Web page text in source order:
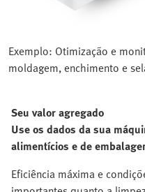
Exemplo: Otimização e
moldagem, enchimento e
Seu valor agregado
Use os dados da sua
alimentícios e de
Eficiência máxima e